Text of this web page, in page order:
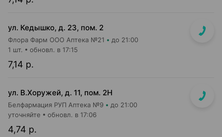
ул. Кедышко, д. 23, пом. 2
Флора Фарм ООО Аптека №21 до 21:00
7,14 р.
1 шт. обновл. в 17:15
ул. В.Хоружей, д. 11, пом. 2Н
Белфармация РУП Аптека №9 до 21:00
4,74 р.
уточняйте обновл. в 17:06